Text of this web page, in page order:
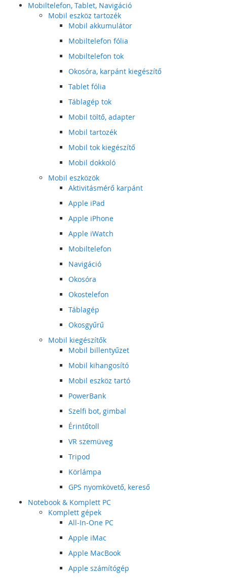
Mobiltelefon, Tablet, Navigáció
Mobil eszköz tartozék
Mobil akkumulátor
Mobiltelefon fólia
Mobiltelefon tok
Okosóra, karpánt kiegészítő
Tablet fólia
Táblagép tok
Mobil töltő, adapter
Mobil tartozék
Mobil tok kiegészítő
Mobil dokkoló
Mobil eszközök
Aktivitásmérő karpánt
Apple iPad
Apple iPhone
Apple iWatch
Mobiltelefon
Navigáció
Okosóra
Okostelefon
Táblagép
Okosgyűrű
Mobil kiegészítők
Mobil billentyűzet
Mobil kihangosító
Mobil eszköz tartó
PowerBank
Szelfi bot, gimbal
Érintőtoll
VR szemüveg
Tripod
Körlámpa
GPS nyomkövető, kereső
Notebook & Komplett PC
Komplett gépek
All-In-One PC
Apple iMac
Apple MacBook
Apple számítógép